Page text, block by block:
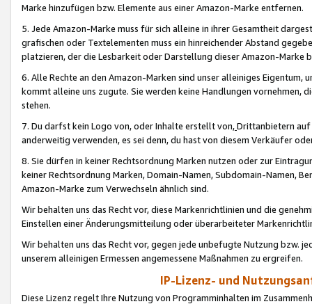
Marke hinzufügen bzw. Elemente aus einer Amazon-Marke entfernen.
5. Jede Amazon-Marke muss für sich alleine in ihrer Gesamtheit
grafischen oder Textelementen muss ein hinreichender Abstand
platzieren, der die Lesbarkeit oder Darstellung dieser Amazon-Marke
6. Alle Rechte an den Amazon-Marken sind unser alleiniges
kommt alleine uns zugute. Sie werden keine Handlungen vornehmen,
stehen.
7. Du darfst kein Logo von, oder Inhalte erstellt von,Drittanbietern auf
anderweitig verwenden, es sei denn, du hast von diesem Verkäufer
8. Sie dürfen in keiner Rechtsordnung Marken nutzen oder zur
keiner Rechtsordnung Marken, Domain-Namen, Subdomain-Namen,
Amazon-Marke zum Verwechseln ähnlich sind.
Wir behalten uns das Recht vor, diese Markenrichtlinien und die
Einstellen einer Änderungsmitteilung oder überarbeiteter
Wir behalten uns das Recht vor, gegen jede unbefugte Nutzung bzw.
unserem alleinigen Ermessen angemessene Maßnahmen zu ergreifen.
IP-Lizenz- und
Diese Lizenz regelt Ihre Nutzung von Programminhalten im